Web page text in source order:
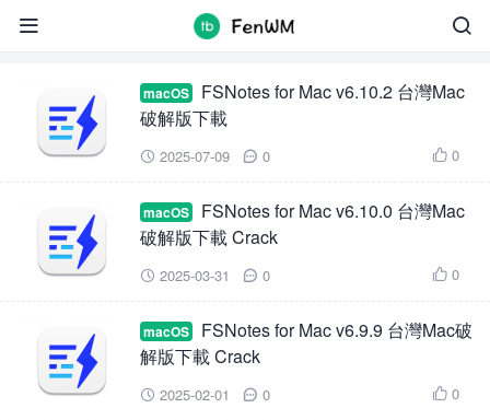


macOS
FSNotes for Mac v6.10.2 台灣Mac
破解版下載
 2025-07-09  0  0
macOS
FSNotes for Mac v6.10.0 台灣Mac
破解版下載 Crack
 2025-03-31  0  0
macOS
FSNotes for Mac v6.9.9 台灣Mac破
解版下載 Crack
 2025-02-01  0  0